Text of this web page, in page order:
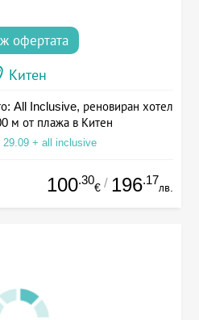
офертата
Китен
All Inclusive, реновиран хотел
м от плажа в Китен
29.09 + all inclusive
100.30
€ / 196.17
лв.